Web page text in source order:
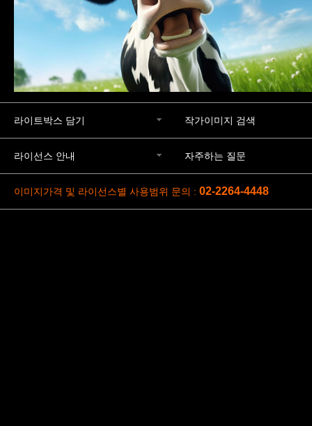
라이트박스 담기 작가이미지 검색
라이선스 안내 자주하는 질문
이미지가격 및 라이선스별 사용범위 문의 : 02-2264-4448